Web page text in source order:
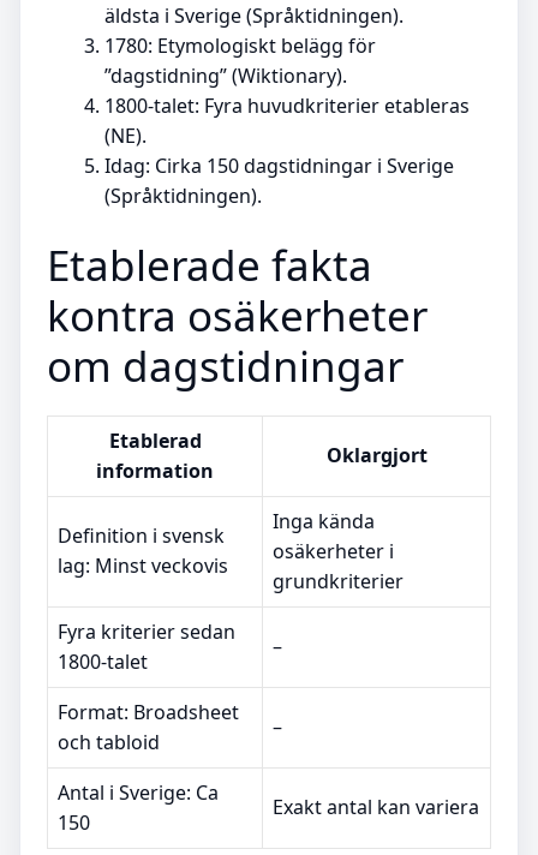
äldsta i Sverige (Språktidningen).
1780: Etymologiskt belägg för
”dagstidning” (Wiktionary).
1800-talet: Fyra huvudkriterier etableras
(NE).
Idag: Cirka 150 dagstidningar i Sverige
(Språktidningen).
Etablerade fakta
kontra osäkerheter
om dagstidningar
Etablerad
information
Oklargjort
Definition i svensk
lag: Minst veckovis
Inga kända
osäkerheter i
grundkriterier
Fyra kriterier sedan
1800-talet
–
Format: Broadsheet
och tabloid
–
Antal i Sverige: Ca
150
Exakt antal kan variera